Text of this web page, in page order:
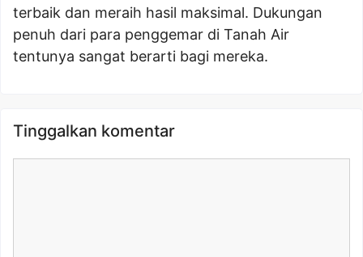
terbaik dan meraih hasil maksimal. Dukungan
penuh dari para penggemar di Tanah Air
tentunya sangat berarti bagi mereka.
Tinggalkan komentar